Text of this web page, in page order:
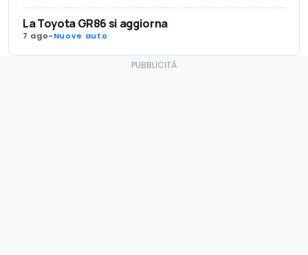
La Toyota GR86 si aggiorna
7 ago-Nuove auto